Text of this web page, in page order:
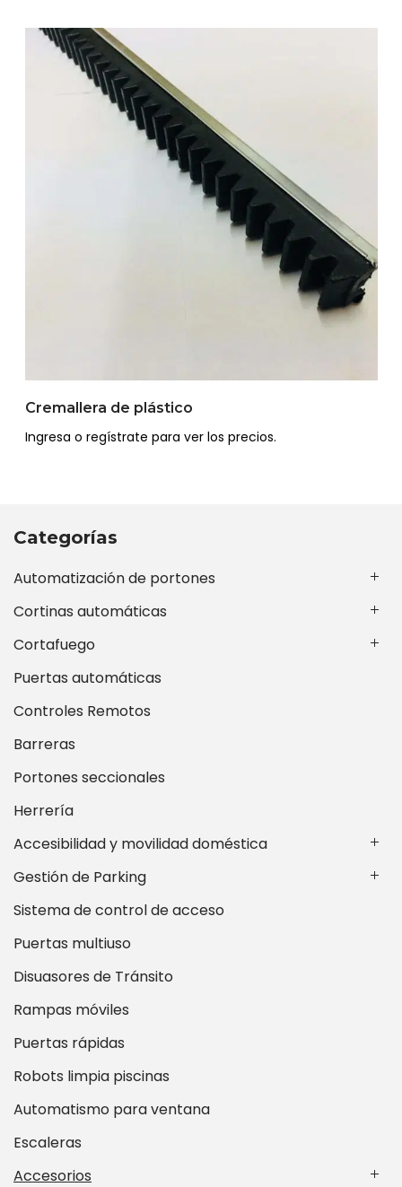
Cremallera de plástico
Ingresa o regístrate para ver los precios.
Categorías
Automatización de portones
Cortinas automáticas
Cortafuego
Puertas automáticas
Controles Remotos
Barreras
Portones seccionales
Herrería
Accesibilidad y movilidad doméstica
Gestión de Parking
Sistema de control de acceso
Puertas multiuso
Disuasores de Tránsito
Rampas móviles
Puertas rápidas
Robots limpia piscinas
Automatismo para ventana
Escaleras
Accesorios